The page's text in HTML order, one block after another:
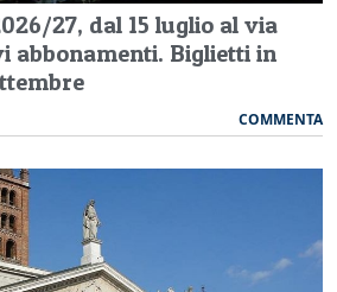
27, dal 15 luglio al via
abbonamenti. Biglietti in
COMMENTA